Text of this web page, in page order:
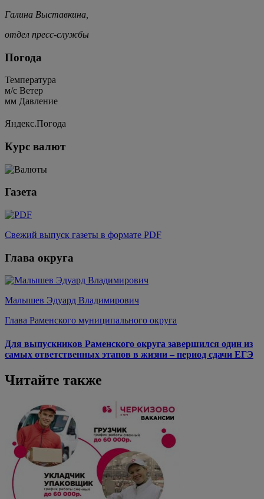
Галина Выставкина,
отдел пресс-службы
Погода
Температура
м/c Ветер
мм Давление
Яндекс.Погода
Курс валют
Газета
Свежий выпуск газеты в формате PDF
Глава округа
Малышев Эдуард Владимирович
Глава Раменского муниципального округа
Для выпускников Раменского округа завершился один из
самых ответственных этапов в жизни – период сдачи ЕГЭ
Читайте также